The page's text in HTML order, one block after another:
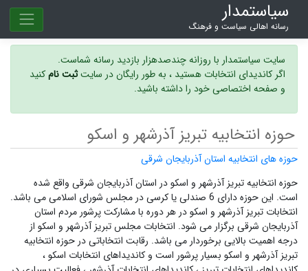
سیاستمدار
رسانه اهالی سیاست و فرهنگ
سایت سیاستمدار با روزانه چندصدهزار بازدید رسانه شماست.
اگر کاندیدای انتخابات هستید ، به طور رایگان در سایتثبت نامکنید
و صفحه اختصاصی خود را داشته باشید.
حوزه انتخابیه تبریز آذرشهر و اسکو
حوزه های انتخابیه استان آذربایجان شرقی
حوزه انتخابیه تبریز آذرشهر و اسکو در استان آذربایجان شرقی واقع شده
است. این حوزه دارای 6 صندلی یا کرسی در مجلس شورای اسلامی می باشد.
انتخابات تبریز آذرشهر و اسکو در هر دوره با مشارکت پرشور مردم استان
آذربایجان شرقی برگزار می شود. انتخابات مجلس تبریز آذرشهر و اسکو از
درجه اهمیت بالایی برخوردار می باشد. رقابت انتخاباتی در حوزه انتخابیه
تبریز آذرشهر و اسکو بسیار پرشور است و کاندیداهای انتخابات اسکو ،